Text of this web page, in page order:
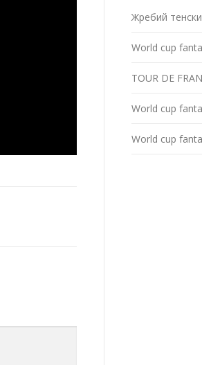
Жребий
World cup
TOUR DE
World cup
World cup